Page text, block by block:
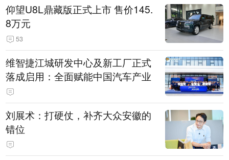
仰望U8L鼎藏版正式上市 售价145.
8万元
53
维智捷江城研发中心及新工厂正式
落成启用：全面赋能中国汽车产业
刘展术：打硬仗，补齐大众安徽的
错位